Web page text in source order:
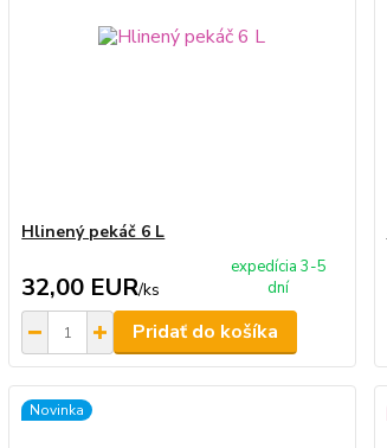
Hlinený pekáč 6 L
32,00 EUR/ks
expedícia 3-5
dní
Pridať do košíka
Novinka